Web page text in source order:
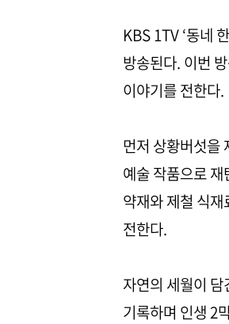
KBS 1TV ‘동네
방송된다. 이번
이야기를 전한다.
먼저 상황버섯을
예술 작품으로
약재와 제철 식
전한다.
자연의 세월이
기록하며 인생 2